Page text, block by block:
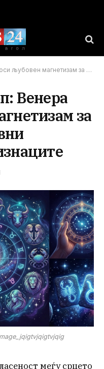
Лавовите, деловни контакти за Близнаците
Венера
за
меѓу срцето